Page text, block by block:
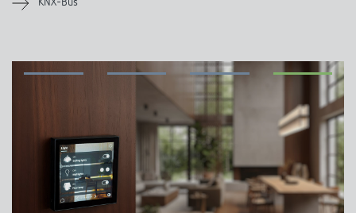
Anfahrt
KNX-Bus